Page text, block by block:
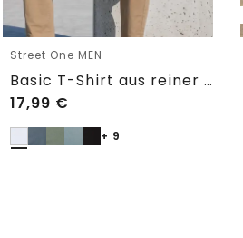
Street One MEN
Basic T-Shirt aus reiner Baumwolle
17,99 €
+ 9